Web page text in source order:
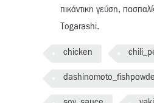
πικάντικη γεύση,
Τogarashi.
chicken